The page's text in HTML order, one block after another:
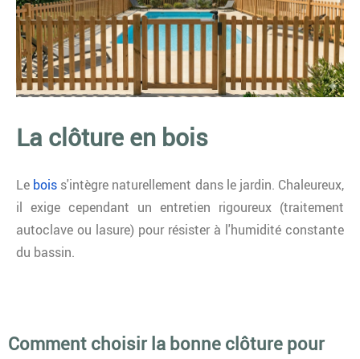
La clôture en bois
Le bois s'intègre naturellement dans le jardin. Chaleureux,
il exige cependant un entretien rigoureux (traitement
autoclave ou lasure) pour résister à l'humidité constante
du bassin.
Comment choisir la bonne clôture pour